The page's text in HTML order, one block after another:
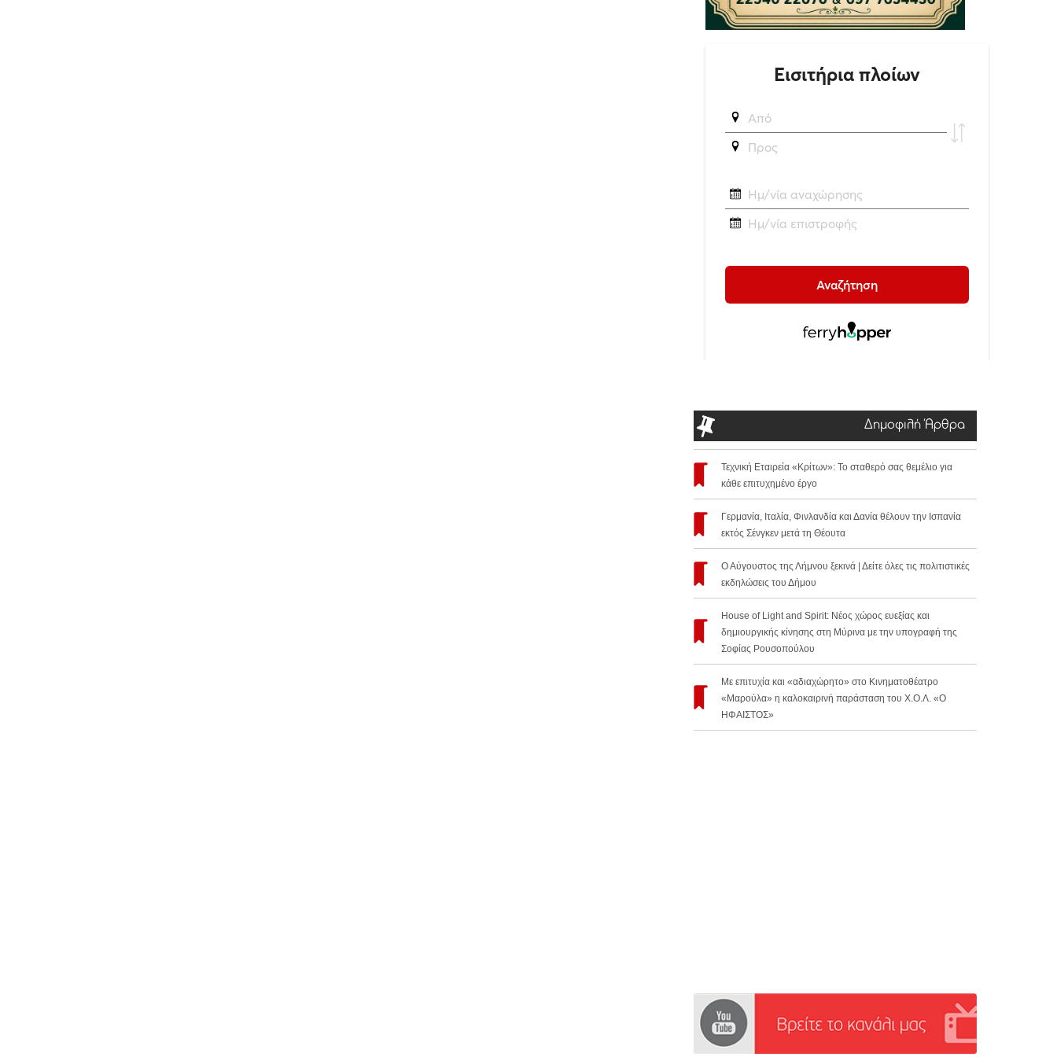
Δημοφιλή Άρθρα
Τεχνική Εταιρεία «Κρίτων»: Το σταθερό σας θεμέλιο για
κάθε επιτυχημένο έργο
Γερμανία, Ιταλία, Φινλανδία και Δανία θέλουν την Ισπανία
εκτός Σένγκεν μετά τη Θέουτα
Ο Αύγουστος της Λήμνου ξεκινά | Δείτε όλες τις πολιτιστικές
εκδηλώσεις του Δήμου
House of Light and Spirit: Νέος χώρος ευεξίας και
δημιουργικής κίνησης στη Μύρινα με την υπογραφή της
Σοφίας Ρουσοπούλου
Με επιτυχία και «αδιαχώρητο» στο Κινηματοθέατρο
«Μαρούλα» η καλοκαιρινή παράσταση του Χ.Ο.Λ. «Ο
ΗΦΑΙΣΤΟΣ»